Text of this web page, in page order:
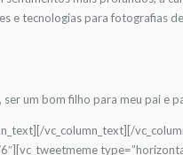
e tecnologias para fotografias
um bom filho para meu pai
vc_column_text][/